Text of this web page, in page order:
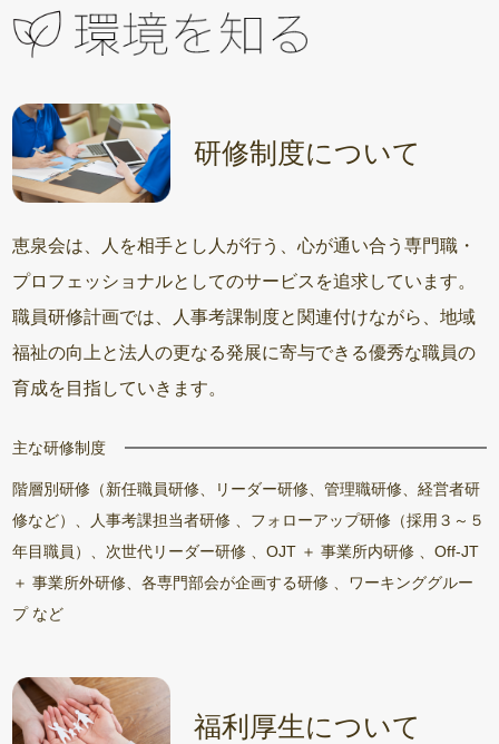
研修制度について
恵泉会は、人を相手とし人が行う、心が通い合う専門職・
プロフェッショナルとしてのサービスを追求しています。
職員研修計画では、人事考課制度と関連付けながら、地域
福祉の向上と法人の更なる発展に寄与できる優秀な職員の
育成を目指していきます。
主な研修制度
階層別研修（新任職員研修、リーダー研修、管理職研修、経営者研
修など）、人事考課担当者研修 、フォローアップ研修（採用３～５
年目職員）、次世代リーダー研修 、OJT ＋ 事業所内研修 、Off-JT
＋ 事業所外研修、各専門部会が企画する研修 、ワーキンググルー
プ など
福利厚生について